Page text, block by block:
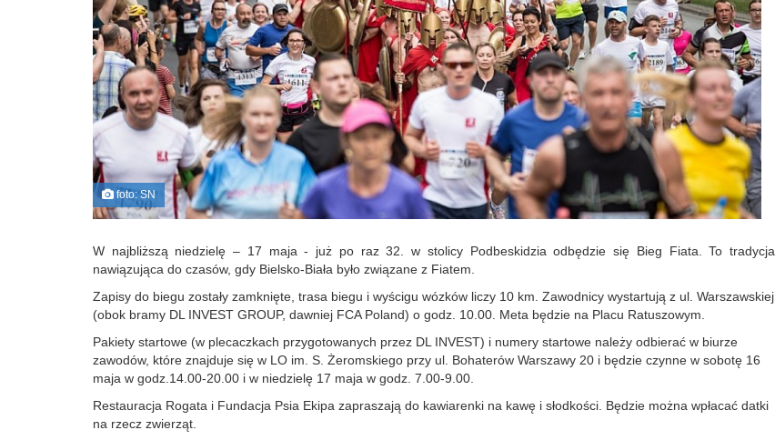
foto: SN
W najbliższą niedzielę – 17 maja - już po raz 32. w stolicy Podbeskidzia odbędzie się Bieg Fiata. To tradycja
nawiązująca do czasów, gdy Bielsko‑Biała było związane z Fiatem.
Zapisy do biegu zostały zamknięte, trasa biegu i wyścigu wózków liczy 10 km. Zawodnicy wystartują z ul. Warszawskiej
(obok bramy DL INVEST GROUP, dawniej FCA Poland) o godz. 10.00. Meta będzie na Placu Ratuszowym.
Pakiety startowe (w plecaczkach przygotowanych przez DL INVEST) i numery startowe należy odbierać w biurze
zawodów, które znajduje się w LO im. S. Żeromskiego przy ul. Bohaterów Warszawy 20 i będzie czynne w sobotę 16
maja w godz.14.00‑20.00 i w niedzielę 17 maja w godz. 7.00‑9.00.
Restauracja Rogata i Fundacja Psia Ekipa zapraszają do kawiarenki na kawę i słodkości. Będzie można wpłacać datki
na rzecz zwierząt.